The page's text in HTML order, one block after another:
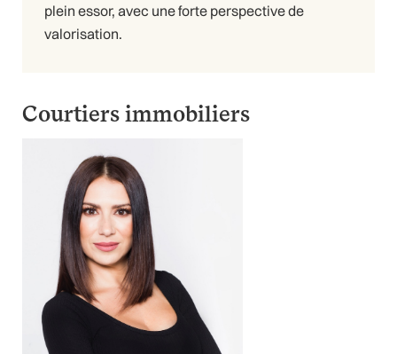
plein essor, avec une forte perspective de
valorisation.
Courtiers immobiliers